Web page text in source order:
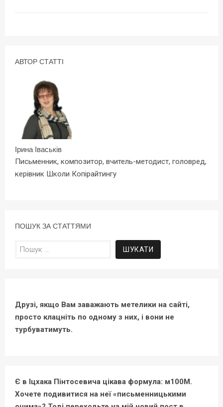
АВТОР СТАТТІ
Ірина Іваськів
Письменник, композитор, вчитель-методист, головред,
керівник Школи Копірайтингу
ПОШУК ЗА СТАТТЯМИ
Пошук:
Друзі, якщо Вам заважають метелики на сайті,
просто клацніть по одному з них, і вони не
турбуватимуть.
Є в Іцхака Пінтосевича цікава формула: м100М.
Хочете подивитися на неї «письменницькими